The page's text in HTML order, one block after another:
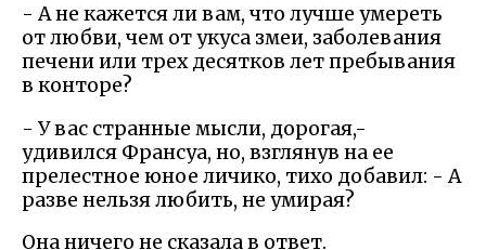
- А не кажется ли вам, что лучше умереть
от любви, чем от укуса змеи, заболевания
печени или трех десятков лет пребывания
в конторе?
- У вас странные мысли, дорогая,-
удивился Франсуа, но, взглянув на ее
прелестное юное личико, тихо добавил: - А
разве нельзя любить, не умирая?
Она ничего не сказала в ответ.